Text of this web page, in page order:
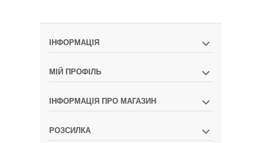
ІНФОРМАЦІЯ
МІЙ ПРОФІЛЬ
ІНФОРМАЦІЯ ПРО МАГАЗИН
РОЗСИЛКА